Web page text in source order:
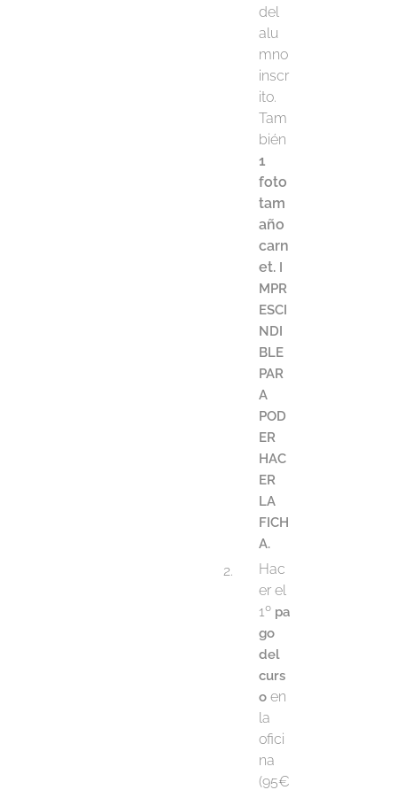
del
alu
mno
inscr
ito.
Tam
bién
1
foto
tam
año
carn
et. I
MPR
ESCI
NDI
BLE
PAR
A
POD
ER
HAC
ER
LA
FICH
A.
Hac
er el
1º pa
go
del
curs
o en
la
ofici
na
(95€